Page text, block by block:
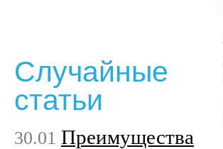
Случайные
статьи
30.01 Преимущества